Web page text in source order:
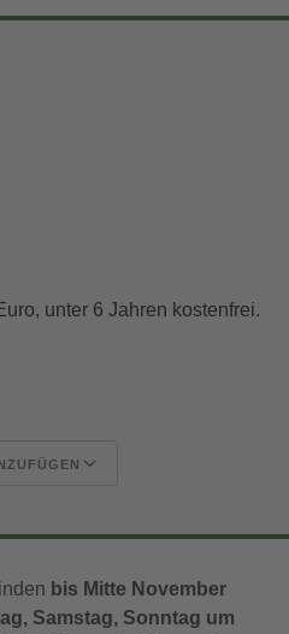
unter 6 Jahren kostenfrei.
bis Mitte November
Samstag, Sonntag um